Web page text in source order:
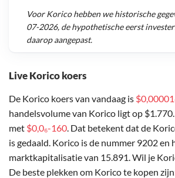
Live Korico koers
De Korico koers van vandaag is
handelsvolume van Korico ligt op
met $0,0₆-160. Dat betekent dat de
is gedaald. Korico is de nummer 9202 en
marktkapitalisatie van 15.891. Wil je
De beste plekken om Korico te kopen
VoorKoricohebben we historische
07-2026, de hypothetische eerst
daarop aangepast.